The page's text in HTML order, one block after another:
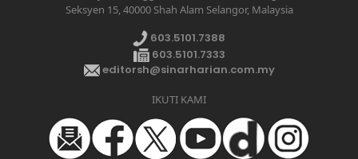
Seksyen 15, 40000 Shah Alam Selangor, Malaysia
603.5101.7388
603.5101.7333
editorsh@sinarharian.com.my
IKUTI KAMI